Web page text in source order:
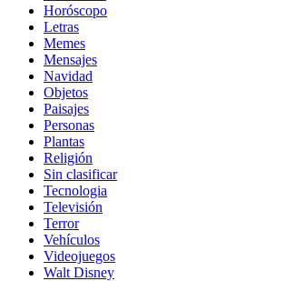
Horóscopo
Letras
Memes
Mensajes
Navidad
Objetos
Paisajes
Personas
Plantas
Religión
Sin clasificar
Tecnologia
Televisión
Terror
Vehículos
Videojuegos
Walt Disney